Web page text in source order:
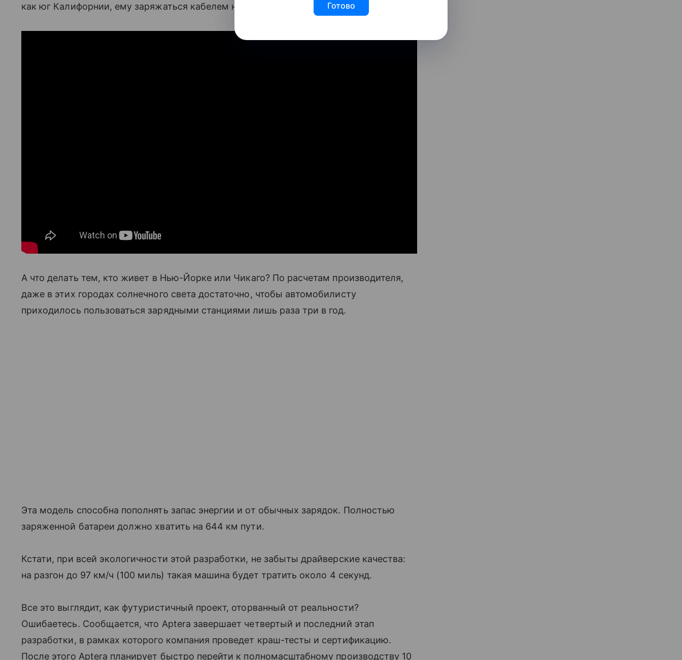
как юг Калифорнии, ему заряжаться кабелем не потребуется никогда.
А что делать тем, кто живет в Нью-Йорке или Чикаго? По расчетам производителя,
даже в этих городах солнечного света достаточно, чтобы автомобилисту
приходилось пользоваться зарядными станциями лишь раза три в год.
Эта модель способна пополнять запас энергии и от обычных зарядок. Полностью
заряженной батареи должно хватить на 644 км пути.
Кстати, при всей экологичности этой разработки, не забыты драйверские качества:
на разгон до 97 км/ч (100 миль) такая машина будет тратить около 4 секунд.
Все это выглядит, как футуристичный проект, оторванный от реальности?
Ошибаетесь. Сообщается, что Aptera завершает четвертый и последний этап
разработки, в рамках которого компания проведет краш-тесты и сертификацию.
После этого Aptera планирует быстро перейти к полномасштабному производству 10
Готово